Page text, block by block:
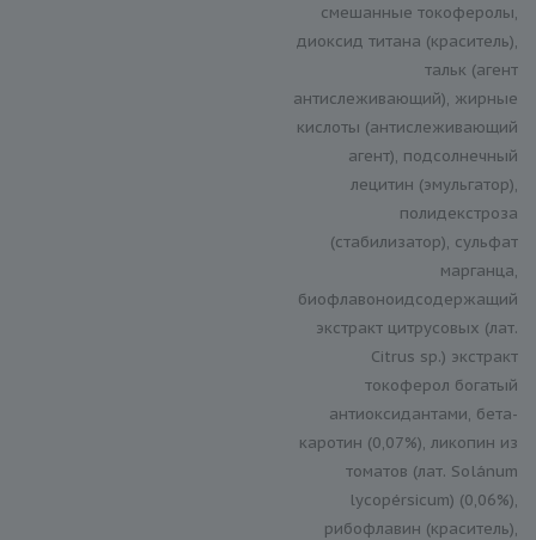
смешанные токоферолы,
диоксид титана (краситель),
тальк (агент
антислеживающий), жирные
кислоты (антислеживающий
агент), подсолнечный
лецитин (эмульгатор),
полидекстроза
(стабилизатор), сульфат
марганца,
биофлавоноидсодержащий
экстракт цитрусовых (лат.
Citrus sp.) экстракт
токоферол богатый
антиоксидантами, бета-
каротин (0,07%), ликопин из
томатов (лат. Solánum
lycopérsicum) (0,06%),
рибофлавин (краситель),